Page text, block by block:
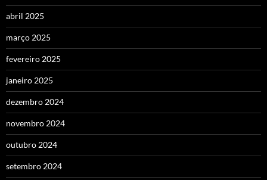
abril 2025
março 2025
fevereiro 2025
janeiro 2025
dezembro 2024
novembro 2024
outubro 2024
setembro 2024